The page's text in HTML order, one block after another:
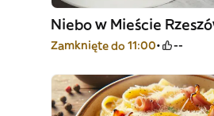
Niebo w Mieście
Zamknięte do 11:00 --